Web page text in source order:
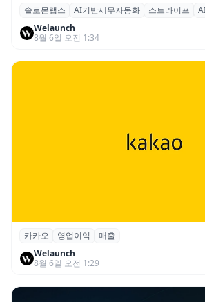
솔로몬랩스, 스트라이프 출신
절세 전략 AI 에이전트 개발 본
솔로몬랩스 AI기반세무자동화 스트라이프
Welaunch
8월 6일 오전 1:34
카카오, 2026년 2분기 매출 2조
이익 2770억…역대 분기 최대
카카오 영업이익
매출
Welaunch
8월 6일 오전 1:29